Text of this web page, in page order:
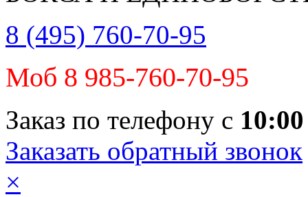
8 (495) 760-70-95
Моб 8 985-760-70-95
Заказ по телефону с 10:00
Заказать обратный звонок
×